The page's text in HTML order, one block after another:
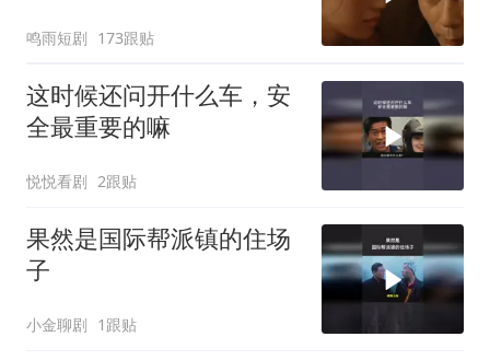
鸣雨短剧 173跟贴
这时候还问开什么车，安
全最重要的嘛
悦悦看剧 2跟贴
果然是国际帮派镇的住场
子
小金聊剧 1跟贴